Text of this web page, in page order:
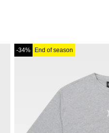
-34% End of season